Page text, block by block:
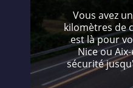
Vous avez
kilomètres de
est là pour
Nice ou
sécurité